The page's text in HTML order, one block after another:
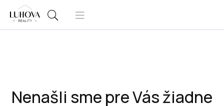
Nenašli sme pre Vás žiadne